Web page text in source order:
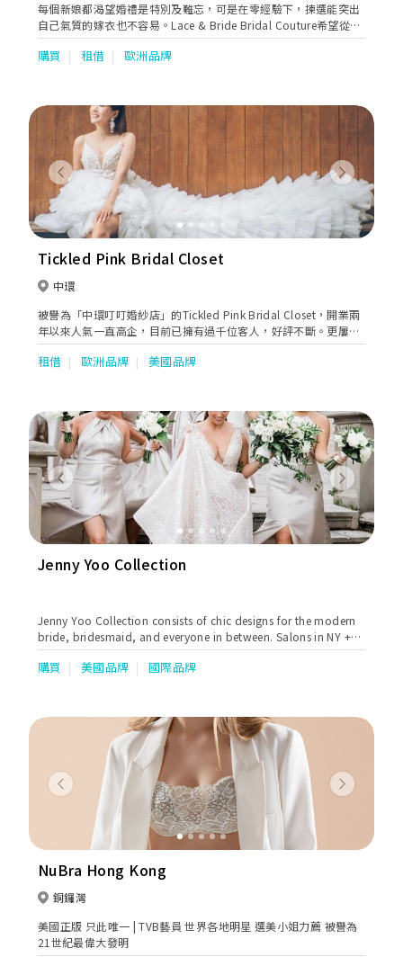
每個新娘都渴望婚禮是特別及難忘，可是在零經驗下，揀選能突出
自己氣質的嫁衣也不容易。Lace & Bride Bridal Couture希望從新
人角度出發，以細緻手工和剪裁設計，展現新娘的體態美與氣質，
務求讓新娘眼前一亮，能夠充滿期待地在這裡找到婚禮夢想。
購買 租借 歐洲品牌
Previous Next
Tickled Pink Bridal Closet
中環
被譽為「中環叮叮婚紗店」的Tickled Pink Bridal Closet，開業兩
年以來人氣一直高企，目前已擁有過千位客人，好評不斷。更屢獲
多個人氣攝影師及化妝師推介，連容祖兒AngelaBaby等名人明星
都對其晚裝禮服愛不釋手。
租借 歐洲品牌 美國品牌
Previous Next
Jenny Yoo Collection
Jenny Yoo Collection consists of chic designs for the modern
bride, bridesmaid, and everyone in between. Salons in NY +
Chicago, available worldwide.
購買 美國品牌 國際品牌
Previous Next
NuBra Hong Kong
銅鑼灣
美國正版 只此唯一 | TVB藝員 世界各地明星 選美小姐力薦 被譽為
21世紀最偉大發明